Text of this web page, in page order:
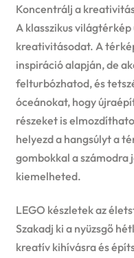
Koncentrálj a
A klasszikus
kreativitásodat. A
inspiráció alapján, de
felturbózhatod, és
óceánokat, hogy
részeket is
helyezd a hangsúlyt a
gombokkal a
kiemelheted.
LEGO készletek az
Szakadj ki a nyüzsgő
kreatív kihívásra és